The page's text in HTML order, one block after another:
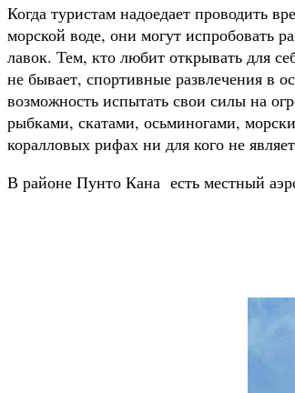
Когда туристам надоедает проводить
морской воде, они могут испробовать
лавок. Тем, кто любит открывать для
не бывает, спортивные развлечения в
возможность испытать свои силы на
рыбками, скатами, осьминогами,
коралловых рифах ни для кого не
В районе Пунто Кана есть местный